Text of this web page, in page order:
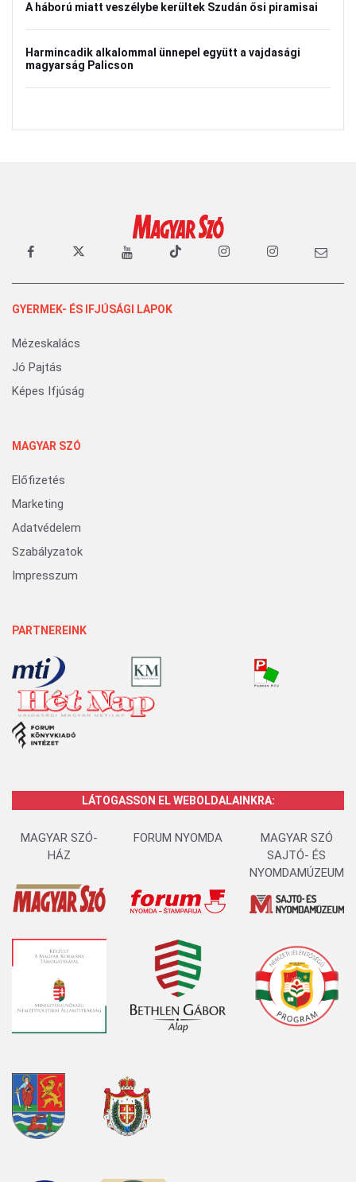
A háború miatt veszélybe kerültek Szudán ősi piramisai
Harmincadik alkalommal ünnepel együtt a vajdasági
magyarság Palicson
GYERMEK- ÉS IFJÚSÁGI LAPOK
Mézeskalács
Jó Pajtás
Képes Ifjúság
MAGYAR SZÓ
Előfizetés
Marketing
Adatvédelem
Szabályzatok
Impresszum
PARTNEREINK
LÁTOGASSON EL WEBOLDALAINKRA:
MAGYAR SZÓ-
HÁZ
FORUM NYOMDA
MAGYAR SZÓ
SAJTÓ- ÉS
NYOMDAMÚZEUM